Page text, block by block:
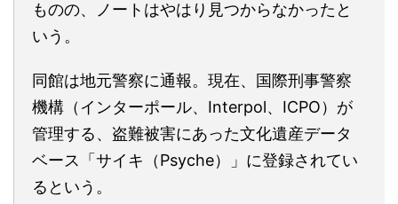
ものの、ノートはやはり見つからなかったと
いう。
同館は地元警察に通報。現在、国際刑事警察
機構（インターポール、Interpol、ICPO）が
管理する、盗難被害にあった文化遺産データ
ベース「サイキ（Psyche）」に登録されてい
るという。